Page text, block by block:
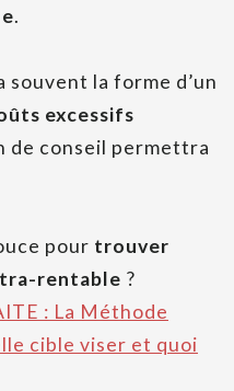
.
la forme d’un
excessifs
de conseil permettra
pour trouver
rentable ?
: La Méthode
cible viser et quoi